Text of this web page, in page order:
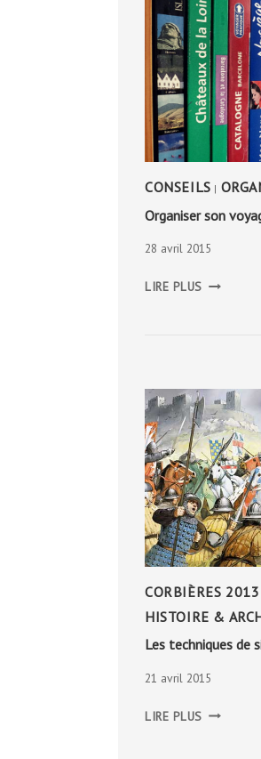
CONSEILS |
Organiser son
28 avril 2015
LIRE PLUS SON
CORBIÈRES 2013
HISTOIRE &
Les techniques de
21 avril 2015
LIRE PLUS